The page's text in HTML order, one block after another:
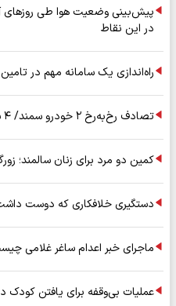
پیش‌بینی وضعیت هوا طی روزهای
در این نقاط
راه‌اندازی یک سامانه مهم در
تصادف رخ‌به‌رخ ۲ خودرو سمند/ ۴ سرنشین جان باختند
کمین دو مرد برای زنان سالمند؛
دستگیری خلافکاری که دوست
ماجرای خبر اعدام ساغر غلامی
عملیات بی‌وقفه برای یافتن کودک